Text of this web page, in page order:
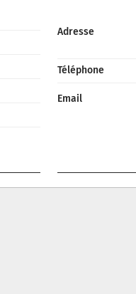
Adresse
Téléphone
Email